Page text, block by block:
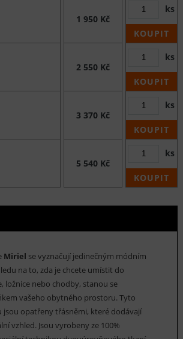
1 950 Kč
ks
KOUPIT
2 550 Kč
ks
KOUPIT
3 370 Kč
ks
KOUPIT
5 540 Kč
ks
KOUPIT
Miriel se vyznačují jedinečným módním
na to, zda je chcete umístit do
ložnice nebo chodby, stanou se
vašeho obytného prostoru. Tyto
jsou opatřeny třásněmi, které dodávají
vzhled. Jsou vyrobeny ze 100%